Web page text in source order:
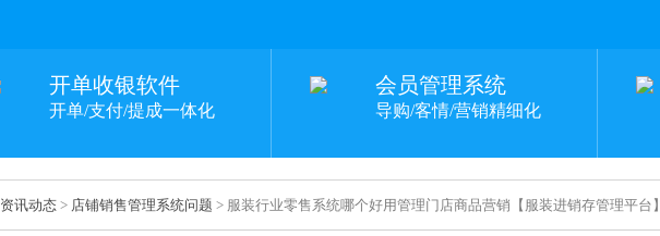
开单收银软件
开单/支付/提成一体化
会员管理系统
导购/客情/营销精细化
资讯动态 > 店铺销售管理系统问题 > 服装行业零售系统哪个好用管理门店商品营销【服装进销存管理平台】